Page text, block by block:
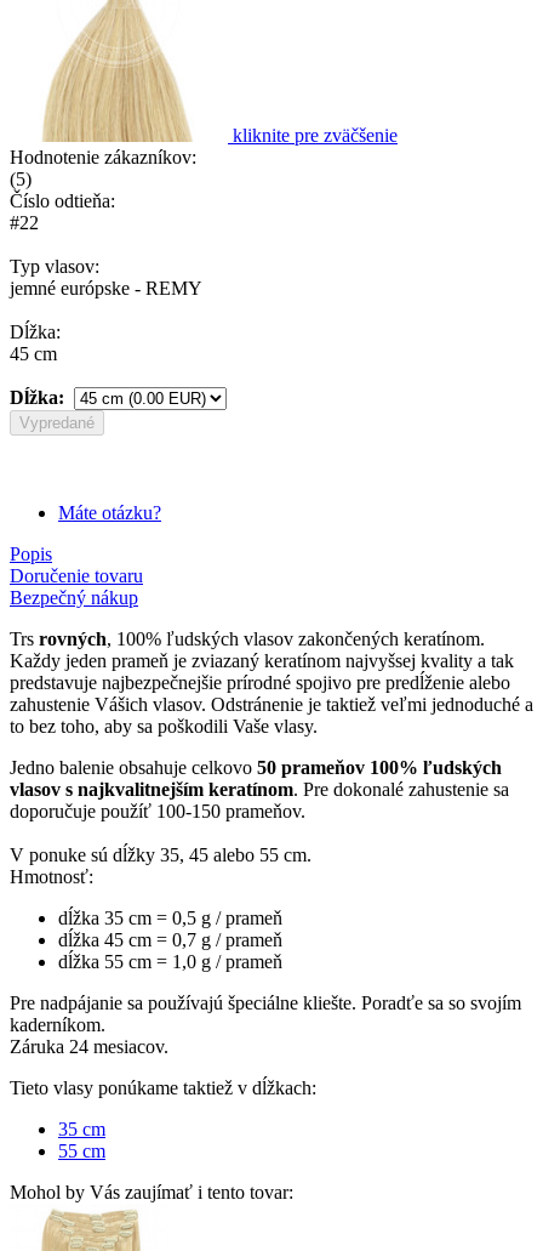
kliknite pre zväčšenie
Hodnotenie zákazníkov:
(5)
Číslo odtieňa:
#22
Typ vlasov:
jemné európske - REMY
Dĺžka:
45 cm
Dĺžka:
Vypredané
Máte otázku?
Popis
Doručenie tovaru
Bezpečný nákup
Trs rovných, 100% ľudských vlasov zakončených keratínom.
Každy jeden prameň je zviazaný keratínom najvyšsej kvality a tak
predstavuje najbezpečnejšie prírodné spojivo pre predĺženie alebo
zahustenie Vášich vlasov. Odstránenie je taktiež veľmi jednoduché a
to bez toho, aby sa poškodili Vaše vlasy.
Jedno balenie obsahuje celkovo 50 prameňov 100% ľudských
vlasov s najkvalitnejším keratínom. Pre dokonalé zahustenie sa
doporučuje použíť 100-150 prameňov.
V ponuke sú dĺžky 35, 45 alebo 55 cm.
Hmotnosť:
dĺžka 35 cm = 0,5 g / prameň
dĺžka 45 cm = 0,7 g / prameň
dĺžka 55 cm = 1,0 g / prameň
Pre nadpájanie sa používajú špeciálne kliešte. Poradťe sa so svojím
kaderníkom.
Záruka 24 mesiacov.
Tieto vlasy ponúkame taktiež v dĺžkach:
35 cm
55 cm
Mohol by Vás zaujímať i tento tovar: